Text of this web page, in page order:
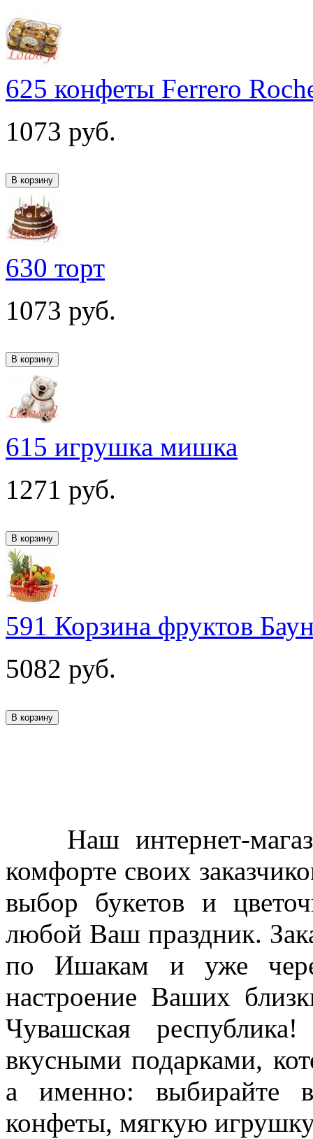
625 конфеты Ferrero
1073 руб.
630 торт
1073 руб.
615 игрушка мишка
1271 руб.
591 Корзина фруктов
5082 руб.
Наш интернет-
комфорте своих
выбор букетов и
любой Ваш праздник.
по Ишакам и уже
настроение Ваших
Чувашская
вкусными подарками,
а именно: выбирайте
конфеты, мягкую